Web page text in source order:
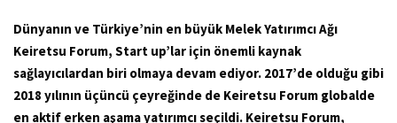
Dünyanın ve Türkiye’nin en büyük Melek Yatırımcı Ağı
Keiretsu Forum, Start up’lar için önemli kaynak
sağlayıcılardan biri olmaya devam ediyor. 2017’de olduğu gibi
2018 yılının üçüncü çeyreğinde de Keiretsu Forum globalde
en aktif erken aşama yatırımcı seçildi. Keiretsu Forum,